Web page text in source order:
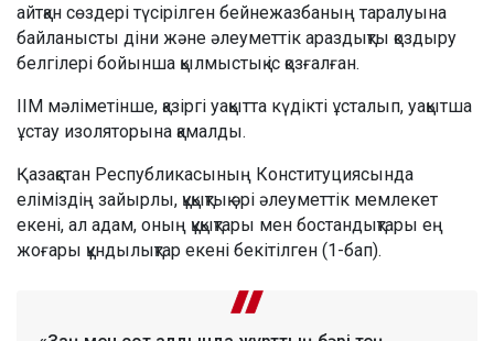
айтқан сөздері түсірілген бейнежазбаның таралуына
байланысты діни және әлеуметтік араздықты қоздыру
белгілері бойынша қылмыстық іс қозғалған.
ІІМ мәліметінше, қазіргі уақытта күдікті ұсталып, уақытша
ұстау изоляторына қамалды.
Қазақстан Республикасының Конституциясында
еліміздің зайырлы, құқықтық әрі әлеуметтік мемлекет
екені, ал адам, оның құқықтары мен бостандықтары ең
жоғары құндылықтар екені бекітілген (1-бап).